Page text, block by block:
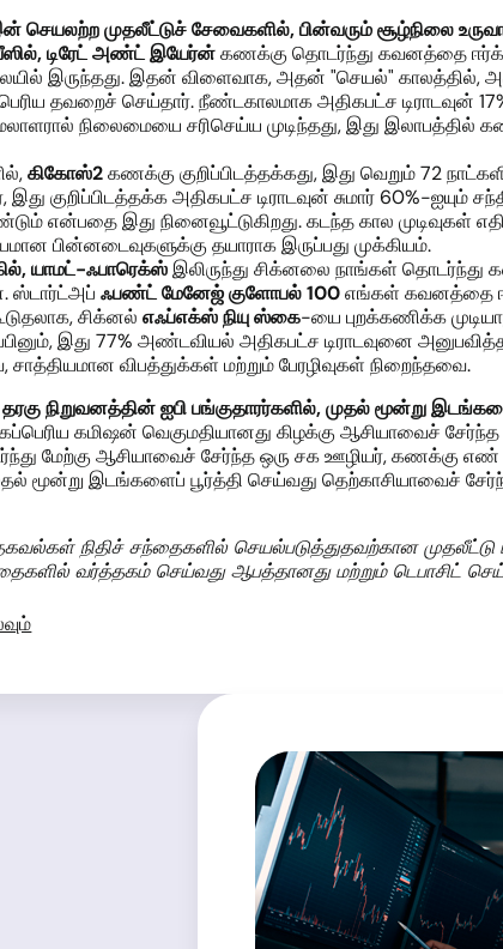
செயலற்ற முதலீட்டுச் சேவைகளில்,பின்வரும் சூழ்நிலை
,டிரேட் அண்ட்இயேர்ன்கணக்கு தொடர்ந்து கவனத்தை
இருந்தது. இதன் விளைவாக, அதன் "செயல்" காலத்தில்,
தவறைச் செய்தார். நீண்டகாலமாக அதிகபட்ச டிராடவுன்
நிலைமையை சரிசெய்ய முடிந்தது, இது இலாபத்தில்
கிகோஸ்2கணக்கு குறிப்பிடத்தக்கது, இது வெறும் 72
குறிப்பிடத்தக்க அதிகபட்ச டிராடவுன் சுமார் 60%-
என்பதை இது நினைவூட்டுகிறது. கடந்த கால முடிவுகள்
பின்னடைவுகளுக்கு தயாராக இருப்பது முக்கியம்.
,யாமட்-ஃபாரெக்ஸ்இலிருந்து சிக்னலை நாங்கள் தொடர்ந்து
ஸ்டார்ட்அப் ஃபண்ட் மேனேஜ் குளோபல்100எங்கள் கவனத்தை
சிக்னல் எஃப்எக்ஸ்நியுஸ்கை-யை புறக்கணிக்க
இது 77% அண்டவியல் அதிகபட்ச டிராடவுனை
விபத்துக்கள் மற்றும் பேரழிவுகள் நிறைந்தவை.
தரகு நிறுவனத்தின்ஐபிபங்குதாரர்களில்,முதல் மூன்று
கமிஷன் வெகுமதியானது கிழக்கு ஆசியாவைச்
மேற்கு ஆசியாவைச் சேர்ந்த ஒரு சக ஊழியர், கணக்கு எண்
மூன்று இடங்களைப் பூர்த்தி செய்வது தெற்காசியாவைச்
நிதிச் சந்தைகளில் செயல்படுத்துதவற்கான
வர்த்தகம் செய்வது ஆபத்தானது மற்றும் டெபாசிட்